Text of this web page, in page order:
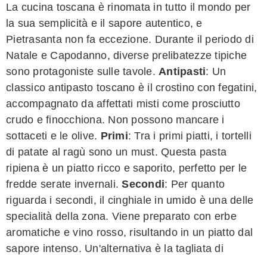
La cucina toscana è rinomata in tutto il mondo per
la sua semplicità e il sapore autentico, e
Pietrasanta non fa eccezione. Durante il periodo di
Natale e Capodanno, diverse prelibatezze tipiche
sono protagoniste sulle tavole. Antipasti: Un
classico antipasto toscano è il crostino con fegatini,
accompagnato da affettati misti come prosciutto
crudo e finocchiona. Non possono mancare i
sottaceti e le olive. Primi: Tra i primi piatti, i tortelli
di patate al ragù sono un must. Questa pasta
ripiena è un piatto ricco e saporito, perfetto per le
fredde serate invernali.Secondi: Per quanto
riguarda i secondi, il cinghiale in umido è una delle
specialità della zona. Viene preparato con erbe
aromatiche e vino rosso, risultando in un piatto dal
sapore intenso. Un'alternativa è la tagliata di